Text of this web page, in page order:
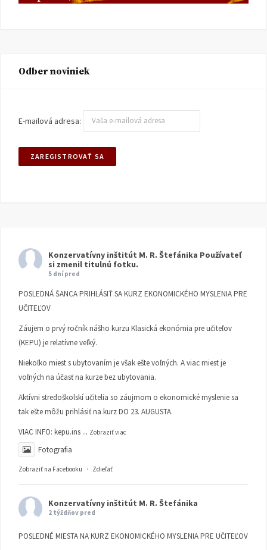
Odber noviniek
E-mailová adresa:
Konzervatívny inštitút M. R. Štefánika Používateľ
si zmenil titulnú fotku.
5 dní pred
POSLEDNÁ ŠANCA PRIHLÁSIŤ SA KURZ EKONOMICKÉHO MYSLENIA PRE
UČITEĽOV
Záujem o prvý ročník nášho kurzu Klasická ekonómia pre učiteľov
(KEPU) je relatívne veľký.
Niekoľko miest s ubytovaním je však ešte voľných. A viac miest je
voľných na účasť na kurze bez ubytovania.
Aktívni stredoškolskí učitelia so záujmom o ekonomické myslenie sa
tak ešte môžu prihlásiť na kurz DO 23. AUGUSTA.
VIAC INFO: kepu.ins ... Zobraziť viac
Fotografia
Zobraziť na Facebooku · Zdieľať
Konzervatívny inštitút M. R. Štefánika
2 týždňov pred
POSLEDNÉ MIESTA NA KURZ EKONOMICKÉHO MYSLENIA PRE UČITEĽOV